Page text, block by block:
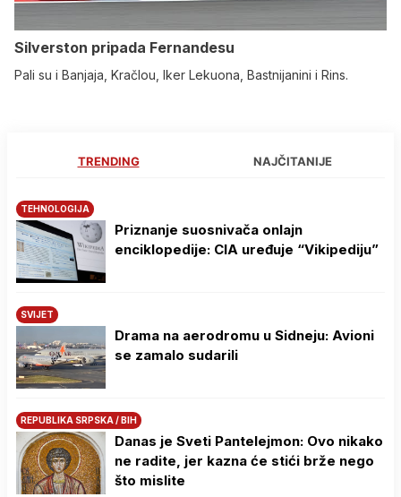
Silverston pripada Fernandesu
Pali su i Banjaja, Kračlou, Iker Lekuona, Bastnijanini i Rins.
TRENDING NAJČITANIJE
TEHNOLOGIJA
Priznanje suosnivača onlajn
enciklopedije: CIA uređuje “Vikipediju”
SVIJET
Drama na aerodromu u Sidneju: Avioni
se zamalo sudarili
REPUBLIKA SRPSKA / BIH
Danas je Sveti Pantelejmon: Ovo nikako
ne radite, jer kazna će stići brže nego
što mislite